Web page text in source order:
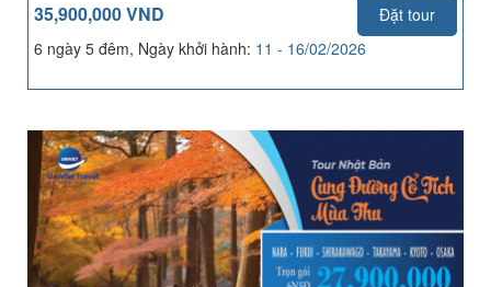
35,900,000 VND
Đặt tour
6 ngày 5 đêm, Ngày khởi hành: 11 - 16/02/2026